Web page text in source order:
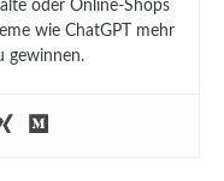
oder Online-Shops
wie ChatGPT mehr
gewinnen.